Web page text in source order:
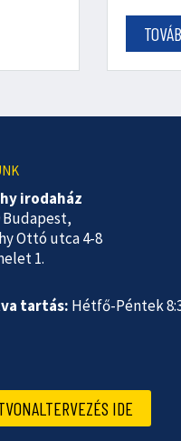
irodaház
Budapest,
Ottó utca 4-8
1.
tartás: Hétfő-Péntek
IDE